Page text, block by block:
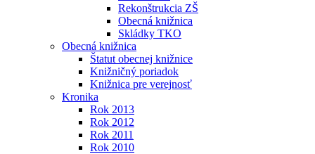
Rekonštrukcia ZŠ
Obecná knižnica
Skládky TKO
Obecná knižnica
Štatut obecnej knižnice
Knižničný poriadok
Knižnica pre verejnosť
Kronika
Rok 2013
Rok 2012
Rok 2011
Rok 2010